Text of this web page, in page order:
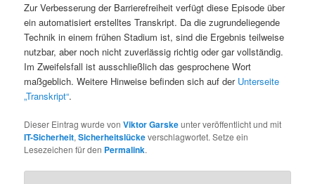
Zur Verbesserung der Barrierefreiheit verfügt diese Episode über
ein automatisiert erstelltes Transkript. Da die zugrundeliegende
Technik in einem frühen Stadium ist, sind die Ergebnis teilweise
nutzbar, aber noch nicht zuverlässig richtig oder gar vollständig.
Im Zweifelsfall ist ausschließlich das gesprochene Wort
maßgeblich. Weitere Hinweise befinden sich auf der Unterseite
„Transkript“.
Dieser Eintrag wurde vonViktor Garskeunter veröffentlicht und mit
IT-Sicherheit,Sicherheitslückeverschlagwortet. Setze ein
Lesezeichen für den Permalink.